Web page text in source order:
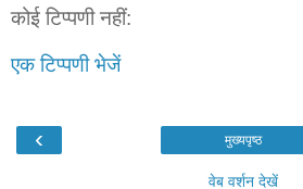
कोई टिप्पणी नहीं:
एक टिप्पणी भेजें
‹ मुख्यपृष्ठ
वेब वर्शन देखें